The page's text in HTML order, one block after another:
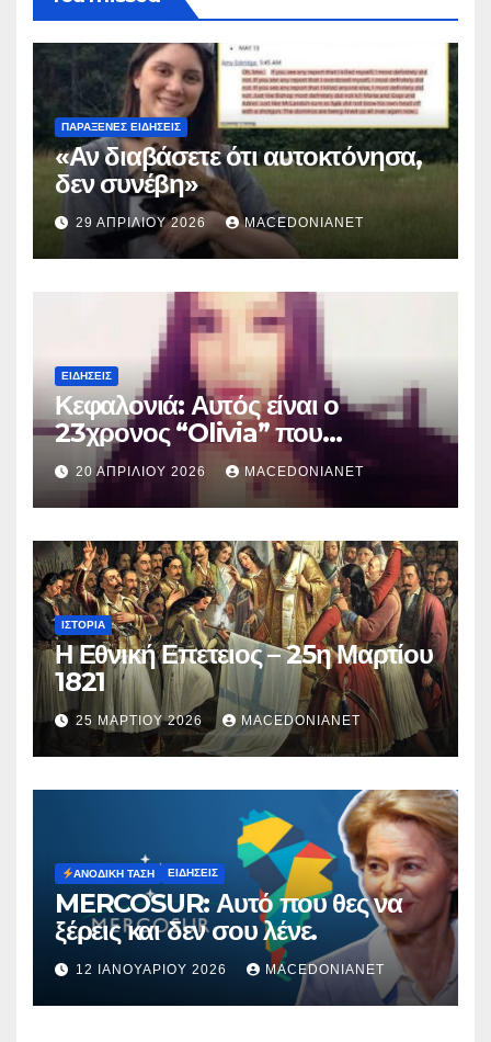
ΠΑΡΆΞΕΝΕΣ ΕΙΔΉΣΕΙΣ
«Αν διαβάσετε ότι αυτοκτόνησα,
δεν συνέβη»
29 ΑΠΡΙΛΊΟΥ 2026 MACEDONIANET
ΕΙΔΉΣΕΙΣ
Κεφαλονιά: Αυτός είναι ο
23χρονος “Olivia” που
κατηγορείται για τον θάνατο της
Μυρτούς
20 ΑΠΡΙΛΊΟΥ 2026 MACEDONIANET
ΙΣΤΟΡΊΑ
Η Εθνική Επετειος – 25η Μαρτίου
1821
25 ΜΑΡΤΊΟΥ 2026 MACEDONIANET
ΑΝΟΔΙΚΉ ΤΆΣΗ ΕΙΔΉΣΕΙΣ
MERCOSUR: Αυτό που θες να
ξέρεις και δεν σου λένε.
12 ΙΑΝΟΥΑΡΊΟΥ 2026 MACEDONIANET